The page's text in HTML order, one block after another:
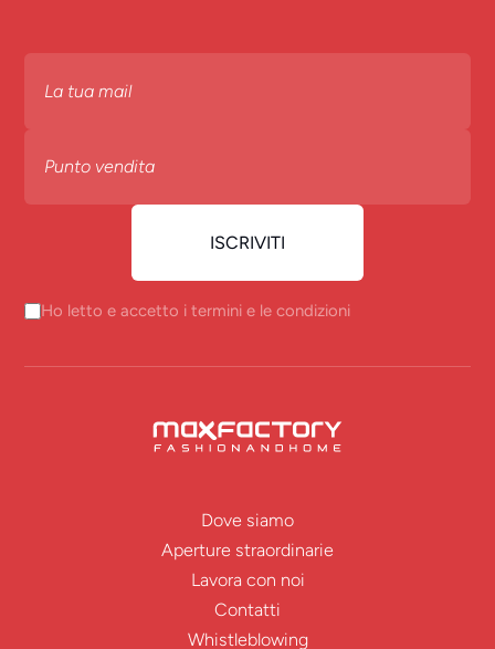
Ho letto e accetto i termini e le condizioni
Dove siamo
Aperture straordinarie
Lavora con noi
Contatti
Whistleblowing